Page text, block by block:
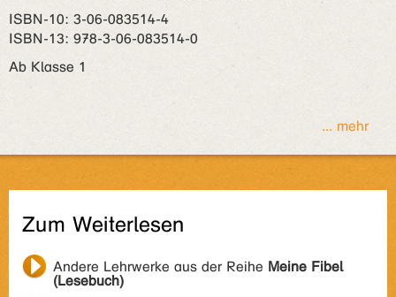
ISBN‑10: 3-06-083514-4
ISBN‑13: 978-3-06-083514-0
Ab Klasse 1
... mehr
Zum Weiterlesen
Andere Lehrwerke aus der Reihe Meine Fibel
(Lesebuch)